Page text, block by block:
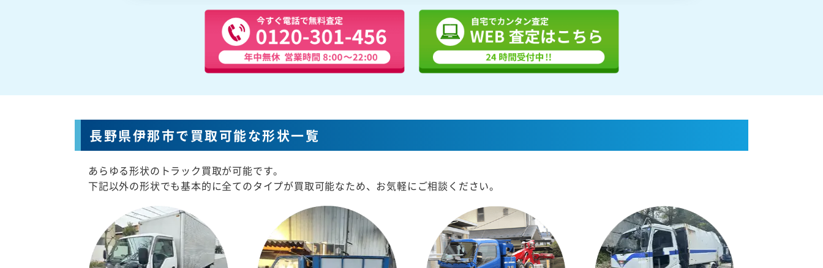
長野県伊那市で買取可能な形状一覧
あらゆる形状のトラック買取が可能です。
下記以外の形状でも基本的に全てのタイプが買取可能なため、お気軽にご相談ください。